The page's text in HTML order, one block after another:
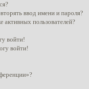
ввод имени и пароля?
активных пользователей?
войти!
войти!